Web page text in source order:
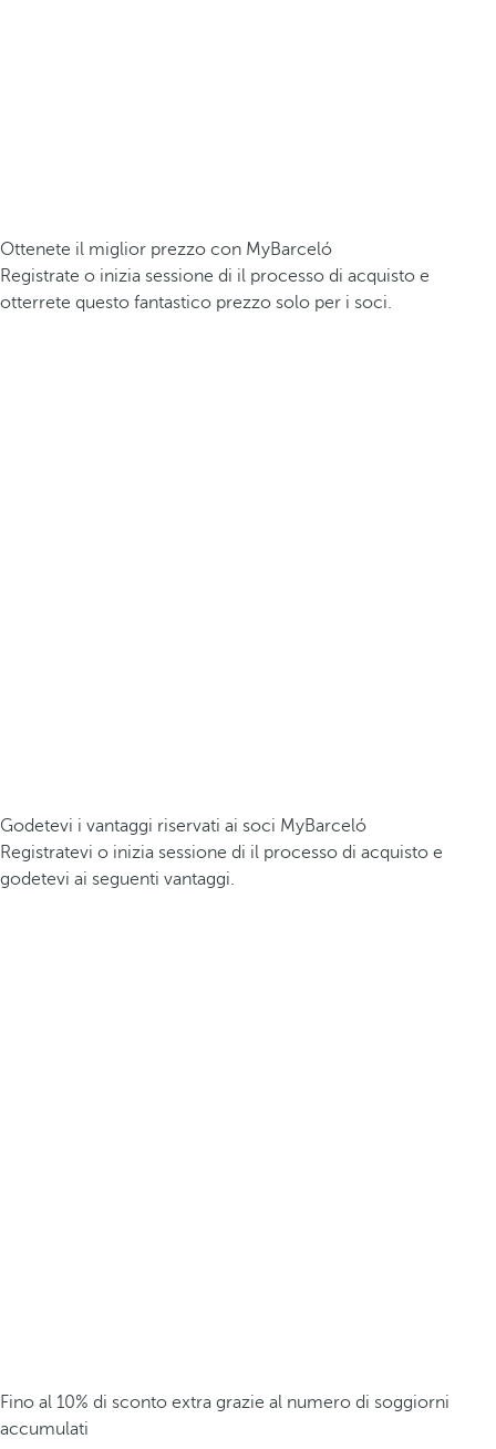
Ottenete il miglior prezzo con MyBarceló
Registrate o inizia sessione di il processo di acquisto e
otterrete questo fantastico prezzo solo per i soci.
Godetevi i vantaggi riservati ai soci MyBarceló
Registratevi o inizia sessione di il processo di acquisto e
godetevi ai seguenti vantaggi.
Fino al 10% di sconto extra grazie al numero di soggiorni
accumulati